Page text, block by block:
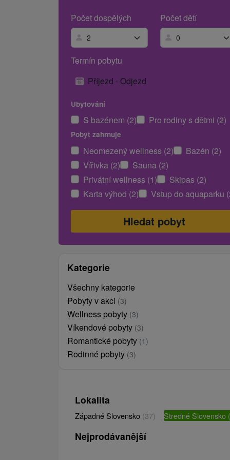
Počet dospělých
Počet dětí
Termín pobytu
Příjezd - Odjezd
Ubytování
S bazénem (2) Pro rodiny s dětmi (2)
Pobyt zahrnuje
Neomezený wellness (2)
Bazén (2)
Vířivka (2)
Sauna (2)
Privátní wellness (1)
Skipas (2)
Karta výhod (2)
Vstup do aquaparku
Kategorie
Všechny kategorie
Pobyty v akci (3)
Wellness pobyty (3)
Víkendové pobyty (3)
Romantické pobyty (1)
Rodinné pobyty (3)
Lokalita
Západné Slovensko (37) Stredné Slovensko
Nejprodávanější